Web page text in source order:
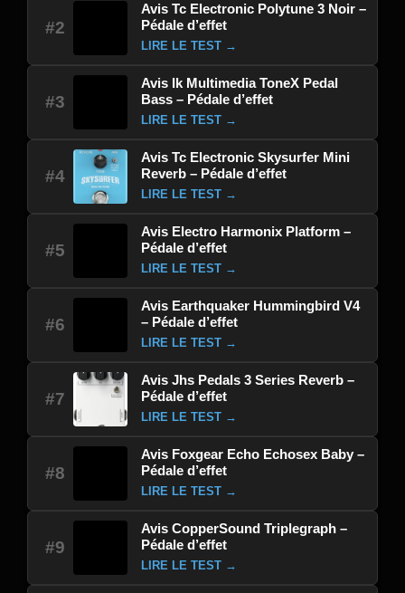
#2
Avis Tc Electronic Polytune 3 Noir –
Pédale d’effet
LIRE LE TEST →
#3
Avis Ik Multimedia ToneX Pedal
Bass – Pédale d’effet
LIRE LE TEST →
#4
Avis Tc Electronic Skysurfer Mini
Reverb – Pédale d’effet
LIRE LE TEST →
#5
Avis Electro Harmonix Platform –
Pédale d’effet
LIRE LE TEST →
#6
Avis Earthquaker Hummingbird V4
– Pédale d’effet
LIRE LE TEST →
#7
Avis Jhs Pedals 3 Series Reverb –
Pédale d’effet
LIRE LE TEST →
#8
Avis Foxgear Echo Echosex Baby –
Pédale d’effet
LIRE LE TEST →
#9
Avis CopperSound Triplegraph –
Pédale d’effet
LIRE LE TEST →